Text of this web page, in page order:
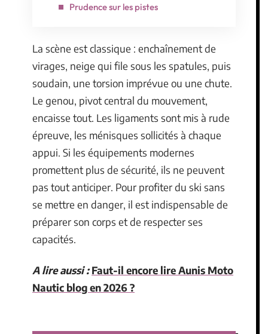
Prudence sur les pistes
La scène est classique : enchaînement de
virages, neige qui file sous les spatules, puis
soudain, une torsion imprévue ou une chute.
Le genou, pivot central du mouvement,
encaisse tout. Les ligaments sont mis à rude
épreuve, les ménisques sollicités à chaque
appui. Si les équipements modernes
promettent plus de sécurité, ils ne peuvent
pas tout anticiper. Pour profiter du ski sans
se mettre en danger, il est indispensable de
préparer son corps et de respecter ses
capacités.
A lire aussi : Faut-il encore lire Aunis Moto
Nautic blog en 2026 ?